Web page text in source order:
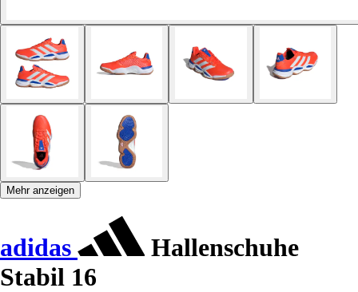
Mehr anzeigen
adidas
Hallenschuhe
Stabil 16